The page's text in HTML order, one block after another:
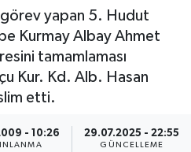
yapan 5. Hudut
Kurmay Albay Ahmet
tamamlaması
Kur. Kd. Alb. Hasan
etti.
- 10:26 29.07.2025 - 22:55
GÜNCELLEME